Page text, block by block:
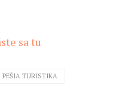
sa tu
PEŠIA TURISTIKA